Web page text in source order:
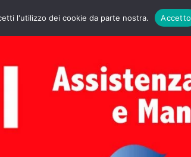
ASSISTENZA CALDAIE BIASI
l'utilizzo dei cookie da parte nostra. Accetto